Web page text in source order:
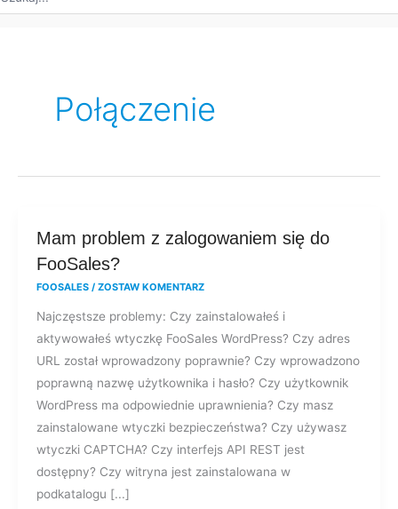
Połączenie
Mam problem z zalogowaniem się do
FooSales?
FOOSALES / ZOSTAW KOMENTARZ
Najczęstsze problemy: Czy zainstalowałeś i
aktywowałeś wtyczkę FooSales WordPress? Czy adres
URL został wprowadzony poprawnie? Czy wprowadzono
poprawną nazwę użytkownika i hasło? Czy użytkownik
WordPress ma odpowiednie uprawnienia? Czy masz
zainstalowane wtyczki bezpieczeństwa? Czy używasz
wtyczki CAPTCHA? Czy interfejs API REST jest
dostępny? Czy witryna jest zainstalowana w
podkatalogu [...]
Mam
problem
się
do
FooSales?